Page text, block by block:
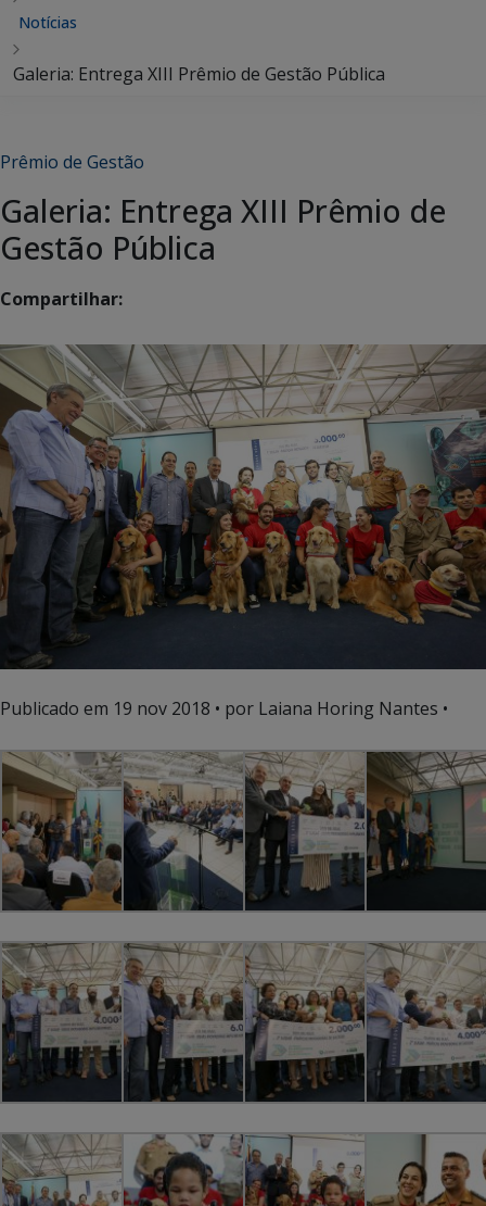
Notícias
Galeria: Entrega XIII Prêmio de Gestão Pública
Prêmio de Gestão
Galeria: Entrega XIII Prêmio de
Gestão Pública
Compartilhar:
Publicado em 19 nov 2018 • por Laiana Horing Nantes •